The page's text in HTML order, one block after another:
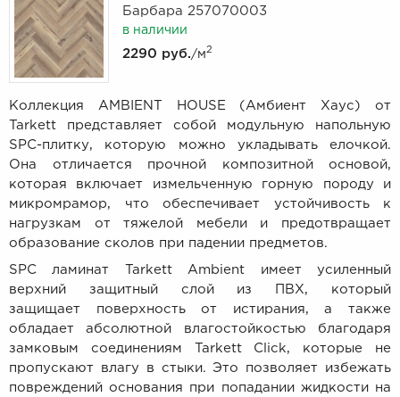
Барбара 257070003
в наличии
2290 руб./м2
Коллекция AMBIENT HOUSE (Амбиент Хаус) от
Tarkett представляет собой модульную напольную
SPC-плитку, которую можно укладывать елочкой.
Она отличается прочной композитной основой,
которая включает измельченную горную породу и
микромрамор, что обеспечивает устойчивость к
нагрузкам от тяжелой мебели и предотвращает
образование сколов при падении предметов.
SPC ламинат Tarkett Ambient имеет усиленный
верхний защитный слой из ПВХ, который
защищает поверхность от истирания, а также
обладает абсолютной влагостойкостью благодаря
замковым соединениям Tarkett Click, которые не
пропускают влагу в стыки. Это позволяет избежать
повреждений основания при попадании жидкости на